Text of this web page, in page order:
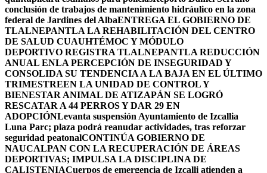
conclusión de trabajos de mantenimiento hidráulico en la zona
federal de Jardines del AlbaENTREGA EL GOBIERNO DE
TLALNEPANTLA LA REHABILITACIÓN DEL CENTRO
DE SALUD CUAUHTÉMOC Y MÓDULO
DEPORTIVO REGISTRA TLALNEPANTLA REDUCCIÓN
ANUAL ENLA PERCEPCIÓN DE INSEGURIDAD Y
CONSOLIDA SU TENDENCIA A LA BAJA EN EL ÚLTIMO
TRIMESTREEN LA UNIDAD DE CONTROL Y
BIENESTAR ANIMAL DE ATIZAPÁN SE LOGRÓ
RESCATAR A 44 PERROS Y DAR 29 EN
ADOPCIÓNLevanta suspensión Ayuntamiento de Izcallia
Luna Parc; plaza podrá reanudar actividades, tras reforzar
seguridad peatonalCONTINÚA GOBIERNO DE
NAUCALPAN CON LA RECUPERACIÓN DE ÁREAS
DEPORTIVAS; IMPULSA LA DISCIPLINA DE
CALISTENIACuerpos de emergencia de Izcalli atienden a